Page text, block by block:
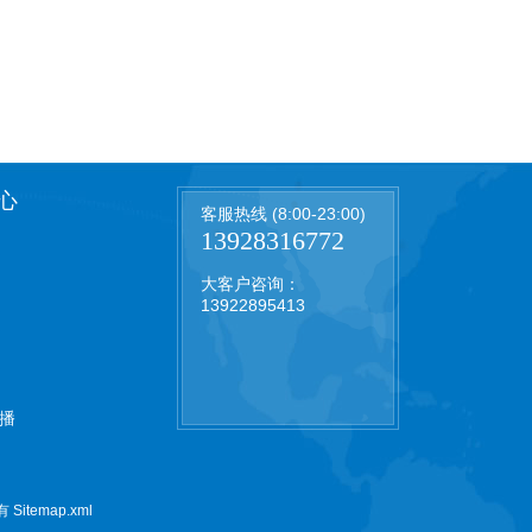
客服热线 (8:00-23:00)
13928316772
大客户咨询：
13922895413
Sitemap.xml